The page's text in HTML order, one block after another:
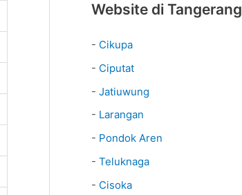
Website di Tangerang
- Cikupa
- Ciputat
- Jatiuwung
- Larangan
- Pondok Aren
- Teluknaga
- Cisoka